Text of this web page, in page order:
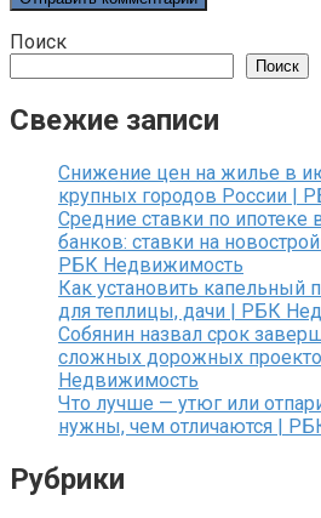
Поиск
Поиск
Свежие записи
Снижение цен на жилье в
крупных городов России |
Средние ставки по ипотеке
банков: ставки на
РБК Недвижимость
Как установить капельный
для теплицы, дачи | РБК
Собянин назвал срок
сложных дорожных
Недвижимость
Что лучше — утюг или
нужны, чем отличаются |
Рубрики